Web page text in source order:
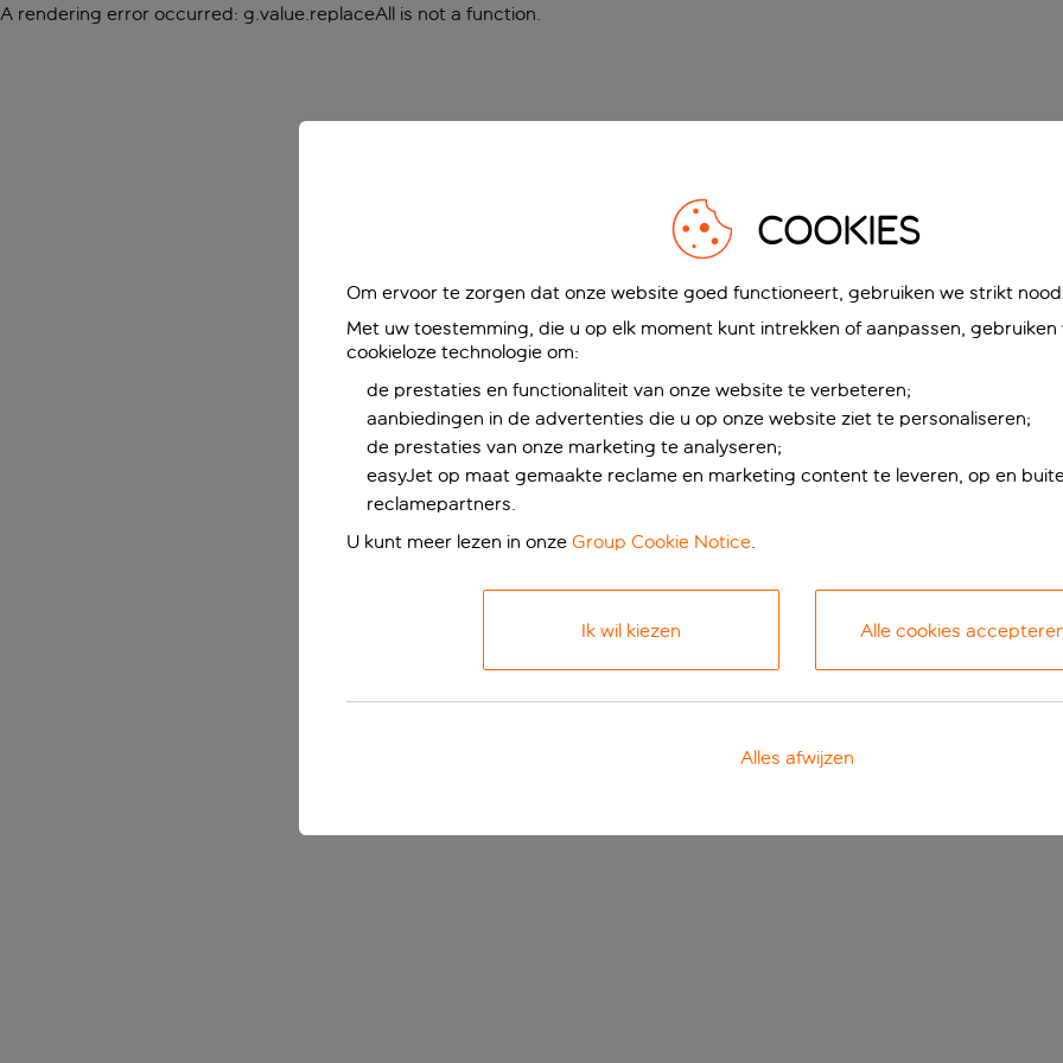
A rendering error occurred: g.value.replaceAll is not a function.
COOKIES
Om ervoor te zorgen dat onze website goed functioneert, gebruiken we strikt
Met uw toestemming, die u op elk moment kunt intrekken of aanpassen, gebruiken
cookieloze technologie om:
de prestaties en functionaliteit van onze website te verbeteren;
aanbiedingen in de advertenties die u op onze website ziet te personaliseren;
de prestaties van onze marketing te analyseren;
easyJet op maat gemaakte reclame en marketing content te leveren, op en
reclamepartners.
U kunt meer lezen in onze Group Cookie Notice.
Ik wil kiezen Alle cookies
Alles afwijzen